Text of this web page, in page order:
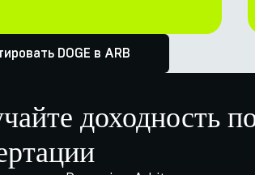
DOGE в ARB
доходность